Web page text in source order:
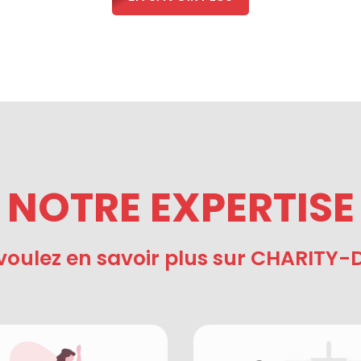
NOTRE EXPERTISE
en savoir plus sur CHARITY-